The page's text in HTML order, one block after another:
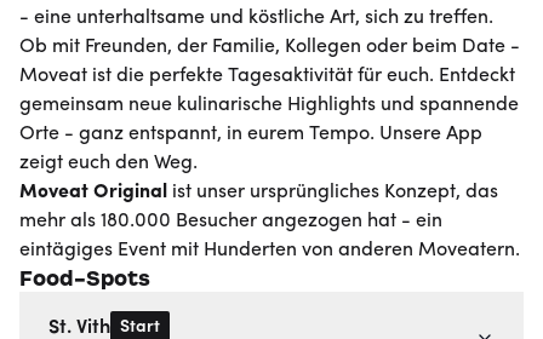
- eine unterhaltsame und köstliche Art, sich zu treffen.
Ob mit Freunden, der Familie, Kollegen oder beim Date -
Moveat ist die perfekte Tagesaktivität für euch. Entdeckt
gemeinsam neue kulinarische Highlights und spannende
Orte - ganz entspannt, in eurem Tempo. Unsere App
zeigt euch den Weg.
Moveat Original
ist unser ursprüngliches Konzept, das
mehr als 180.000 Besucher angezogen hat - ein
eintägiges Event mit Hunderten von anderen Moveatern.
Food-Spots
St. Vith Start